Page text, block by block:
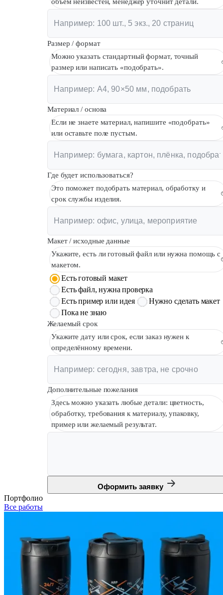
Размер / формат
Можно указать стандартный формат, точный
размер или написать «подобрать».
Материал / основа
Если не знаете материал, напишите «подобрать»
или оставьте поле пустым.
Где будет использоваться?
Это поможет подобрать материал, обработку и
срок службы изделия.
Макет / исходные данные
Укажите, есть ли готовый файл или нужна помощь с
макетом.
Есть готовый макет
Есть файл, нужна проверка
Есть пример или идея
Нужно сделать макет
Пока не знаю
Желаемый срок
Укажите дату или срок, если заказ нужен к
определённому времени.
Дополнительные пожелания
Здесь можно указать любые детали: цветность,
обработку, требования к материалу, упаковку,
пример или желаемый результат.
Оформить заявку
Портфолио
Все работы